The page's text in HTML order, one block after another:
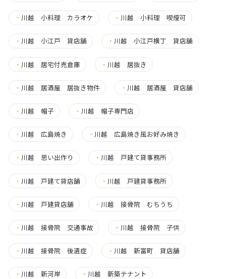
・ 川越 小料理 カラオケ ・ 川越 小料理 喫煙可
・ 川越 小江戸 貸店舗 ・ 川越 小江戸横丁 貸店舗
・ 川越 居宅付売倉庫 ・ 川越 居抜き
・ 川越 居酒屋 居抜き物件 ・ 川越 居酒屋 貸店舗
・ 川越 帽子 ・ 川越 帽子専門店
・ 川越 広島焼き ・ 川越 広島焼き風お好み焼き
・ 川越 思い出作り ・ 川越 戸建て貸事務所
・ 川越 戸建て貸店舗 ・ 川越 戸建貸事務所
・ 川越 戸建貸店舗 ・ 川越 接骨院 むちうち
・ 川越 接骨院 交通事故 ・ 川越 接骨院 子供
・ 川越 接骨院 後遺症 ・ 川越 新富町 貸店舗
・ 川越 新河岸 ・ 川越 新築テナント